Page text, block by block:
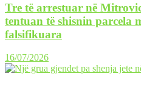
Tre të arrestuar në
tentuan të shisnin parcela
falsifikuara
16/07/2026